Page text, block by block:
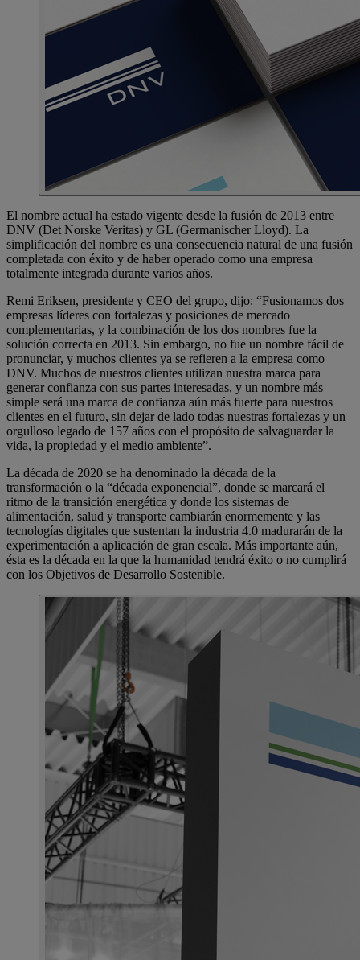
El nombre actual ha estado vigente desde la fusión de 2013 entre
DNV (Det Norske Veritas) y GL (Germanischer Lloyd). La
simplificación del nombre es una consecuencia natural de una fusión
completada con éxito y de haber operado como una empresa
totalmente integrada durante varios años.
Remi Eriksen, presidente y CEO del grupo, dijo: “Fusionamos dos
empresas líderes con fortalezas y posiciones de mercado
complementarias, y la combinación de los dos nombres fue la
solución correcta en 2013. Sin embargo, no fue un nombre fácil de
pronunciar, y muchos clientes ya se refieren a la empresa como
DNV. Muchos de nuestros clientes utilizan nuestra marca para
generar confianza con sus partes interesadas, y un nombre más
simple será una marca de confianza aún más fuerte para nuestros
clientes en el futuro, sin dejar de lado todas nuestras fortalezas y un
orgulloso legado de 157 años con el propósito de salvaguardar la
vida, la propiedad y el medio ambiente”.
La década de 2020 se ha denominado la década de la
transformación o la “década exponencial”, donde se marcará el
ritmo de la transición energética y donde los sistemas de
alimentación, salud y transporte cambiarán enormemente y las
tecnologías digitales que sustentan la industria 4.0 madurarán de la
experimentación a aplicación de gran escala. Más importante aún,
ésta es la década en la que la humanidad tendrá éxito o no cumplirá
con los Objetivos de Desarrollo Sostenible.